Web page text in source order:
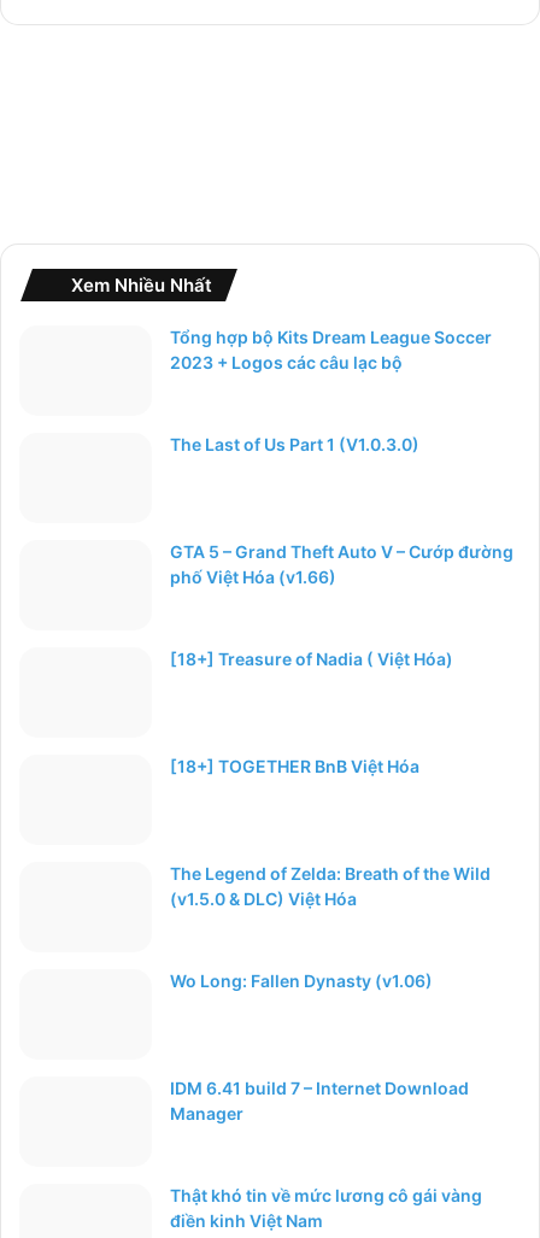
o
Xem Nhiều Nhất
Tổng hợp bộ Kits Dream League Soccer
2023 + Logos các câu lạc bộ
The Last of Us Part 1 (V1.0.3.0)
GTA 5 – Grand Theft Auto V – Cướp đường
phố Việt Hóa (v1.66)
[18+] Treasure of Nadia ( Việt Hóa)
[18+] TOGETHER BnB Việt Hóa
The Legend of Zelda: Breath of the Wild
(v1.5.0 & DLC) Việt Hóa
Wo Long: Fallen Dynasty (v1.06)
IDM 6.41 build 7 – Internet Download
Manager
Thật khó tin về mức lương cô gái vàng
điền kinh Việt Nam